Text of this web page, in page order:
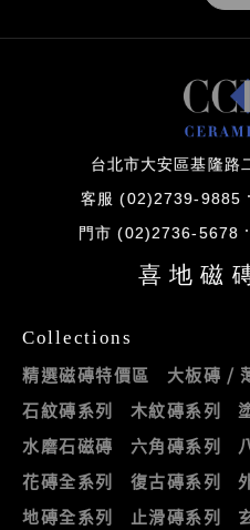
台北市大安區基隆路
客服 (02)2739-9885
門市 (02)2736-5678
喜地磁
Collections
精選磁磚特價區 大板磚 /
石紋磚系列
木紋磚系列
水磨石磁磚
六角磚系列
花磚全系列
復古磚系列
地磚全系列
止滑磚系列